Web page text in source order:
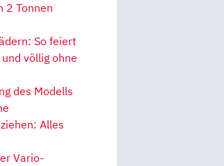
2 Tonnen
So feiert
völlig ohne
des Modells
Alles
Vario-